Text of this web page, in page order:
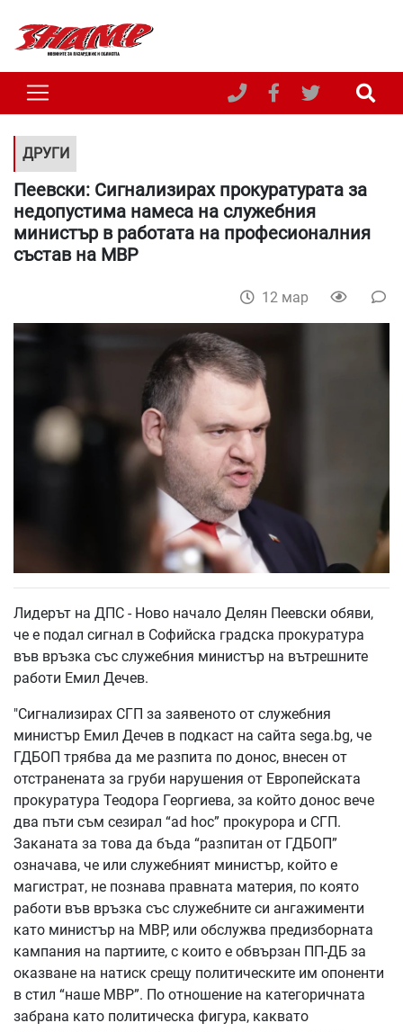
ДРУГИ
Пеевски: Сигнализирах прокуратурата за
недопустима намеса на служебния
министър в работата на професионалния
състав на МВР
12 мар
Лидерът на ДПС - Ново начало Делян Пеевски обяви,
че е подал сигнал в Софийска градска прокуратура
във връзка със служебния министър на вътрешните
работи Емил Дечев.
"Сигнализирах СГП за заявеното от служебния
министър Емил Дечев в подкаст на сайта sega.bg, че
ГДБОП трябва да ме разпита по донос, внесен от
отстранената за груби нарушения от Европейската
прокуратура Теодора Георгиева, за който донос вече
два пъти съм сезирал “ad hoc” прокурора и СГП.
Заканата за това да бъда “разпитан от ГДБОП”
означава, че или служебният министър, който е
магистрат, не познава правната материя, по която
работи във връзка със служебните си ангажименти
като министър на МВР, или обслужва предизборната
кампания на партиите, с които е обвързан ПП-ДБ за
оказване на натиск срещу политическите им опоненти
в стил “наше МВР”. По отношение на категоричната
забрана като политическа фигура, каквато